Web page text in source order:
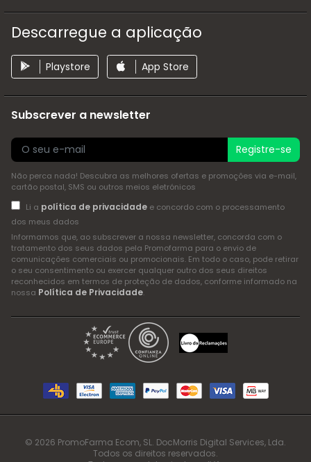
Descarregue a aplicação
Playstore App Store
Subscrever a newsletter
Registre-se
Não perca nada! Descubra as melhores ofertas e promoções via e-mail,
cartão postal, SMS ou outros meios eletrónicos
Li a política de privacidadee concordo com o processamento
dos meus dados
Informamos que, ao subscrever a nossa newsletter, concorda com o
tratamento dos seus dados pela Promofarma para o envio de
comunicações comerciais ou promocionais. Em todo o caso, pode retirar
o seu consentimento ou exercer qualquer outro dos seus direitos
reconhecidos em termos de proteção de dados, conforme informado na
nossa Política de Privacidade.
© 2026 PromoFarma Ecom, SL. DocMorris Digital Services, Lda.
Todos os direitos reservados.